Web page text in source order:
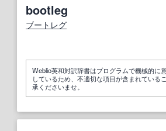
bootleg
ブートレグ
Weblio英和対訳辞書はプログラムで機械的に
しているため、不適切な項目が含まれている
承くださいませ。